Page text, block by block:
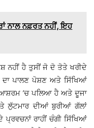
ਨਾਲ ਨਫ਼ਰਤ ਨਹੀਂ, ਇਹ
ਨਹੀਂ ਹੈ ਤੁਸੀਂ ਜੋ ਦੋ ਤੋਤੇ ਖਰੀਦੇ
ਦਾ ਪਾਲਣ ਪੋਸ਼ਣ ਅਤੇ ਸਿੱਖਿਆਂ
’ਚ ਪਲਿਆ ਹੈ ਅਤੇ ਦੂਜਾ
ਲੁੱਟਮਾਰ ਦੀਆਂ ਬੁਰੀਆਂ ਗੱਲਾਂ
ਰਾਹੀਂ ਚੰਗੀ ਸਿੱਖਿਆਂ